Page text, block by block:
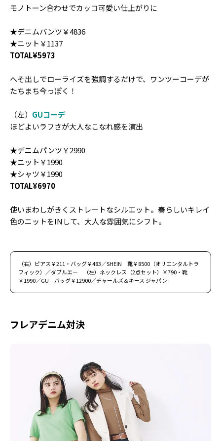
モノトーン合わせでカッコ可愛い仕上がりに
★デニムパンツ￥4836
★ニット￥1137
TOTAL¥5973
へそ出しでローライズを強調するだけで、ワンツーコーデが
たちまち今っぽく！
（左） GUコーデ
ほどよいラフさが大人なこなれ感を演出
★デニムパンツ￥2990
★ニット￥1990
★シャツ￥1990
TOTAL¥6970
使いまわしがきくストレートなシルエット。春らしいキレイ
色のニットをINして、大人な雰囲気にシフト。
（右）ピアス￥211・バッグ￥483／SHEIN 靴￥8500（オリエンタルトラ
フィック）／ダブルエー （左）ネックレス（2点セット）￥790・靴
￥1990／GU バッグ￥12900／チャールズ＆キース ジャパン
フレアデニム対決